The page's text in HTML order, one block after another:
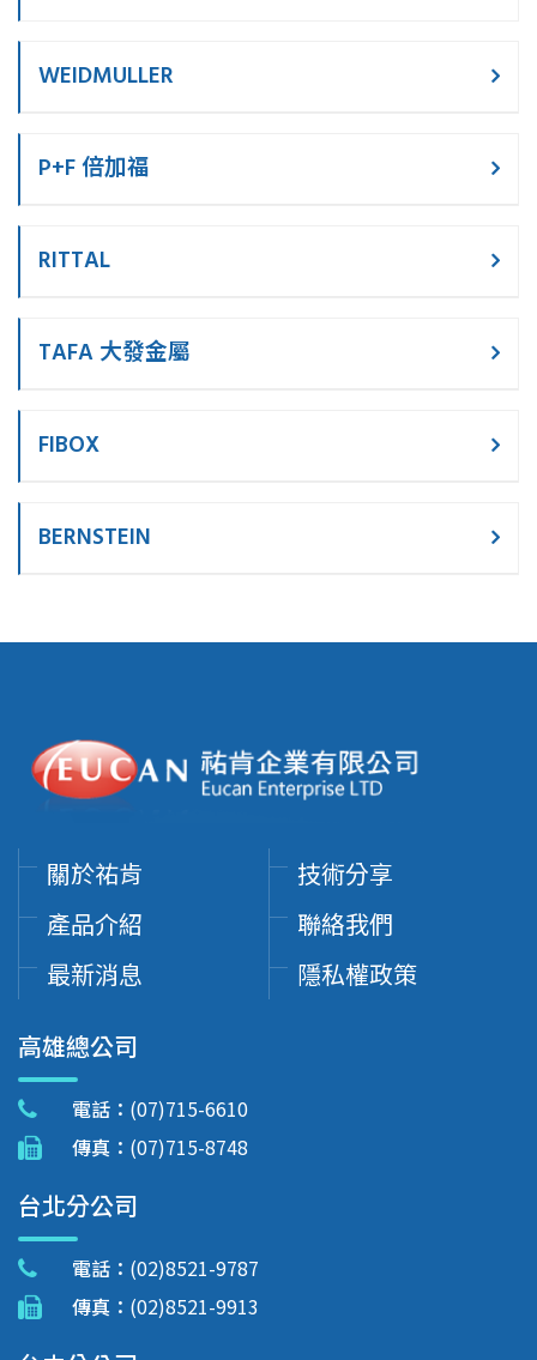
WEIDMULLER
P+F 倍加福
RITTAL
TAFA 大發金屬
FIBOX
BERNSTEIN
關於祐肯
產品介紹
最新消息
技術分享
聯絡我們
隱私權政策
高雄總公司
電話： (07)715-6610
傳真： (07)715-8748
台北分公司
電話： (02)8521-9787
傳真： (02)8521-9913